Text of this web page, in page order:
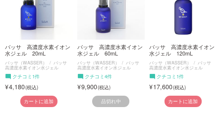
バッサ 高濃度水素イオン
水ジェル 20mL
バッサ（WASSER） バッサ
高濃度水素イオン水ジェル
クチコミ1件
4,180
カートに追加
バッサ 高濃度水素イオン
水ジェル 60mL
バッサ（WASSER） バッサ
高濃度水素イオン水ジェル
クチコミ4件
9,900
品切れ中
バッサ 高濃度水素イオン
水ジェル 120mL
バッサ（WASSER） バッサ
高濃度水素イオン水ジェル
クチコミ1件
17,600
カートに追加